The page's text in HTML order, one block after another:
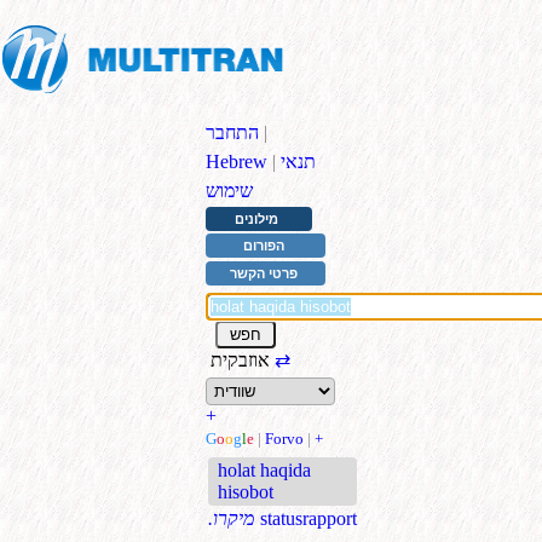
התחבר |
Hebrew | תנאי
שימוש
מילונים
הפורום
פרטי הקשר
⇄
+
Google | Forvo | +
holat haqida
hisobot
.מיקרו statusrapport